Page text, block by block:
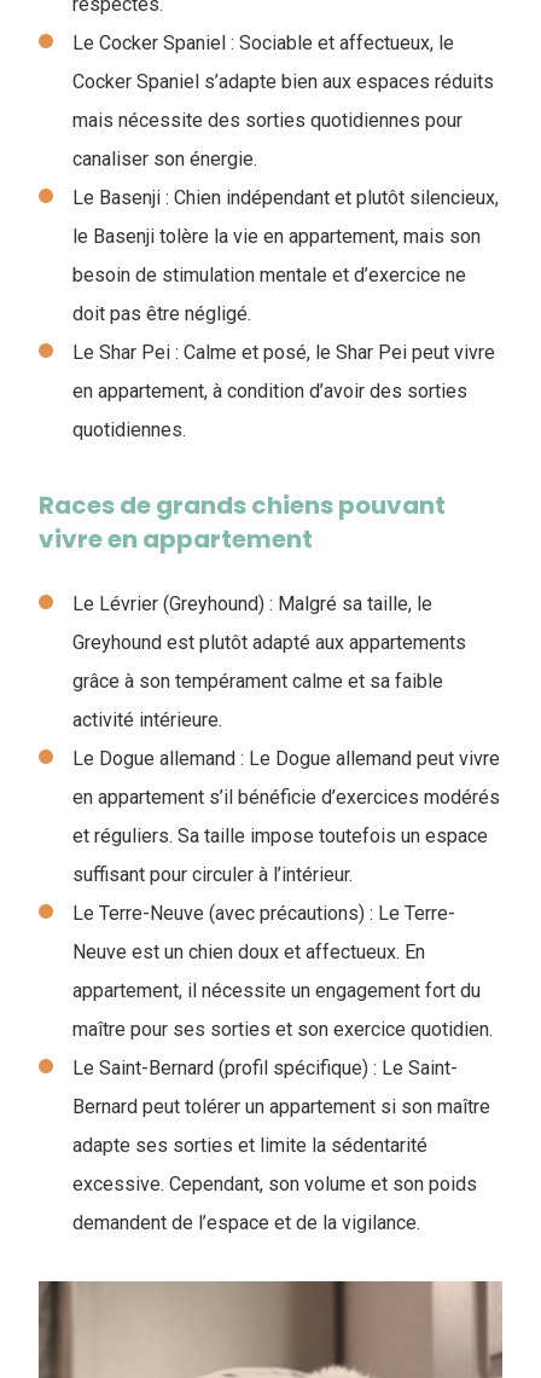
Le Cocker Spaniel : Sociable et affectueux, le
Cocker Spaniel s’adapte bien aux espaces réduits
mais nécessite des sorties quotidiennes pour
canaliser son énergie.
Le Basenji : Chien indépendant et plutôt silencieux,
le Basenji tolère la vie en appartement, mais son
besoin de stimulation mentale et d’exercice ne
doit pas être négligé.
Le Shar Pei : Calme et posé, le Shar Pei peut vivre
en appartement, à condition d’avoir des sorties
quotidiennes.
Races de grands chiens pouvant
vivre en appartement
Le Lévrier (Greyhound) : Malgré sa taille, le
Greyhound est plutôt adapté aux appartements
grâce à son tempérament calme et sa faible
activité intérieure.
Le Dogue allemand : Le Dogue allemand peut vivre
en appartement s’il bénéficie d’exercices modérés
et réguliers. Sa taille impose toutefois un espace
suffisant pour circuler à l’intérieur.
Le Terre-Neuve (avec précautions) : Le Terre-
Neuve est un chien doux et affectueux. En
appartement, il nécessite un engagement fort du
maître pour ses sorties et son exercice quotidien.
Le Saint-Bernard (profil spécifique) : Le Saint-
Bernard peut tolérer un appartement si son maître
adapte ses sorties et limite la sédentarité
excessive. Cependant, son volume et son poids
demandent de l’espace et de la vigilance.